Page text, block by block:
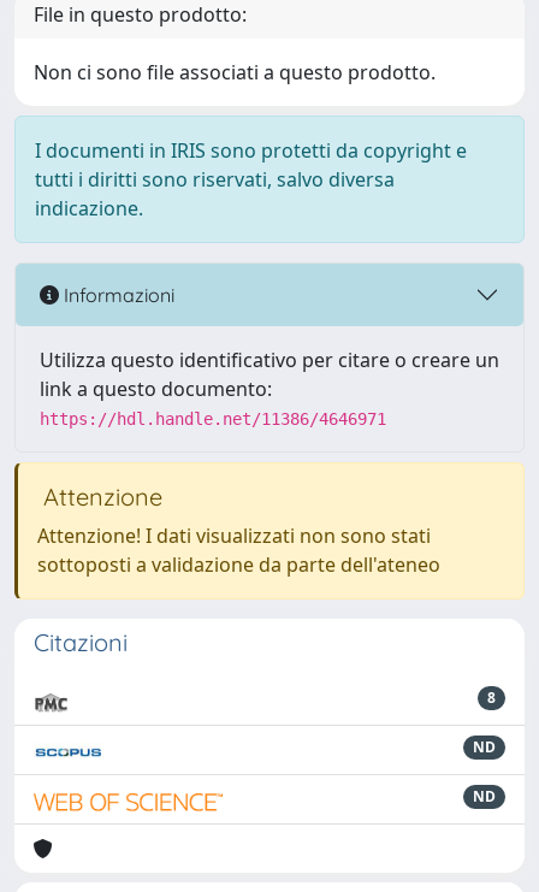
File in questo prodotto:
Non ci sono file associati a questo prodotto.
I documenti in IRIS sono protetti da copyright e
tutti i diritti sono riservati, salvo diversa
indicazione.
Informazioni
Utilizza questo identificativo per citare o creare un
link a questo documento:
https://hdl.handle.net/11386/4646971
Attenzione
Attenzione! I dati visualizzati non sono stati
sottoposti a validazione da parte dell'ateneo
Citazioni
8
ND
ND